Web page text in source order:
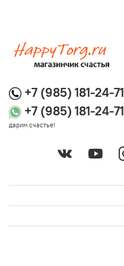
+7 (985) 181-24-71
+7 (985) 181-24-71
дарим счастье!